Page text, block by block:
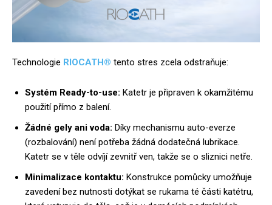
Technologie RIOCATH® tento stres zcela odstraňuje:
Systém Ready-to-use: Katetr je připraven k okamžitému
použití přímo z balení.
Žádné gely ani voda: Díky mechanismu auto-everze
(rozbalování) není potřeba žádná dodatečná lubrikace.
Katetr se v těle odvíjí zevnitř ven, takže se o sliznici netře.
Minimalizace kontaktu: Konstrukce pomůcky umožňuje
zavedení bez nutnosti dotýkat se rukama té části katétru,